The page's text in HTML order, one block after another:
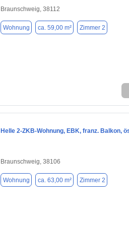
Braunschweig, 38112
Wohnung ca. 59,00 m² Zimmer 2
Helle 2‑ZKB‑Wohnung, EBK, franz. Balkon,
Braunschweig, 38106
Wohnung ca. 63,00 m² Zimmer 2